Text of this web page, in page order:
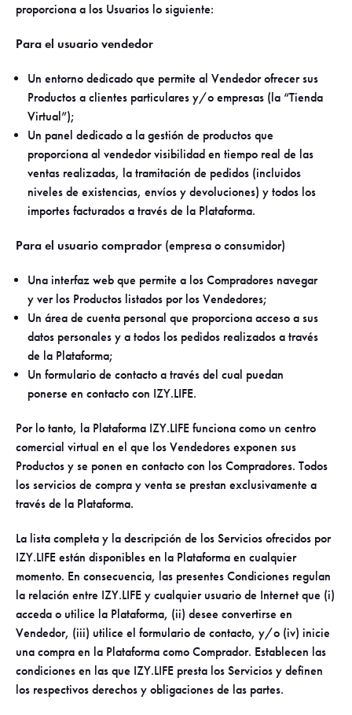
proporciona a los Usuarios lo siguiente:
Para el usuario vendedor
Un entorno dedicado que permite al Vendedor ofrecer sus
Productos a clientes particulares y/o empresas (la “Tienda
Virtual”);
Un panel dedicado a la gestión de productos que
proporciona al vendedor visibilidad en tiempo real de las
ventas realizadas, la tramitación de pedidos (incluidos
niveles de existencias, envíos y devoluciones) y todos los
importes facturados a través de la Plataforma.
Para el usuario comprador (empresa o consumidor)
Una interfaz web que permite a los Compradores navegar
y ver los Productos listados por los Vendedores;
Un área de cuenta personal que proporciona acceso a sus
datos personales y a todos los pedidos realizados a través
de la Plataforma;
Un formulario de contacto a través del cual puedan
ponerse en contacto con IZY.LIFE.
Por lo tanto, la Plataforma IZY.LIFE funciona como un centro
comercial virtual en el que los Vendedores exponen sus
Productos y se ponen en contacto con los Compradores. Todos
los servicios de compra y venta se prestan exclusivamente a
través de la Plataforma.
La lista completa y la descripción de los Servicios ofrecidos por
IZY.LIFE están disponibles en la Plataforma en cualquier
momento. En consecuencia, las presentes Condiciones regulan
la relación entre IZY.LIFE y cualquier usuario de Internet que (i)
acceda o utilice la Plataforma, (ii) desee convertirse en
Vendedor, (iii) utilice el formulario de contacto, y/o (iv) inicie
una compra en la Plataforma como Comprador. Establecen las
condiciones en las que IZY.LIFE presta los Servicios y definen
los respectivos derechos y obligaciones de las partes.